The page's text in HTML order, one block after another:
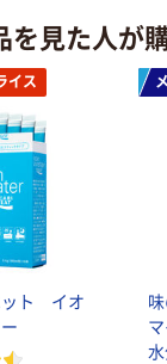
を見た人が
イス
ット イオ